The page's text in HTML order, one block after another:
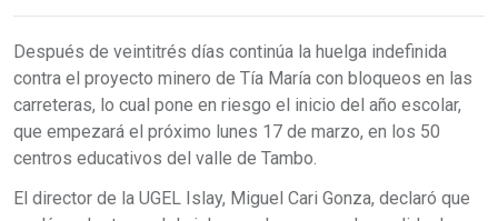
Después de veintitrés días continúa la huelga indefinida
contra el proyecto minero de Tía María con bloqueos en las
carreteras, lo cual pone en riesgo el inicio del año escolar,
que empezará el próximo lunes 17 de marzo, en los 50
centros educativos del valle de Tambo.
El director de la UGEL Islay, Miguel Cari Gonza, declaró que